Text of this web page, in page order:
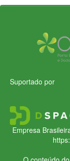
Suportado por
Empresa